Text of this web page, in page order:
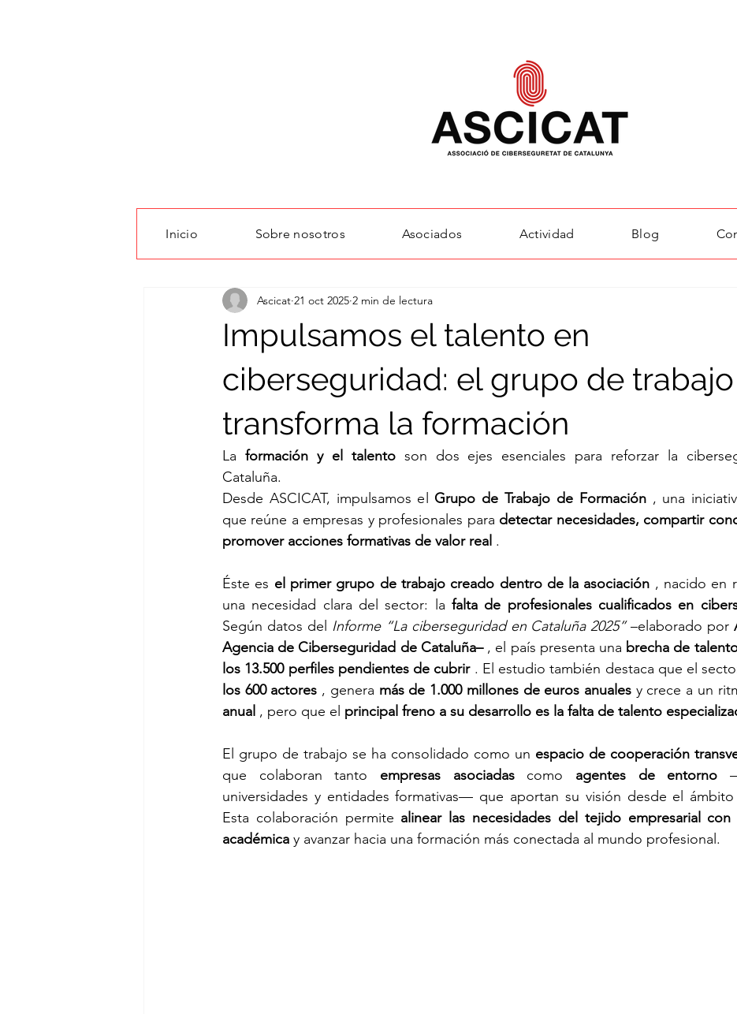
All Posts
Impulsamos el talento en
ciberseguridad: el grupo de
transforma la formación
Ascicat 21 oct 2025 2 min de lectura
La formación y el talento son dos ejes esenciales para reforzar la
Cataluña.
Desde ASCICAT, impulsamos el Grupo de Trabajo de Formación , una
que reúne a empresas y profesionales para detectar necesidades, compartir
promover acciones formativas de valor real .
Éste es el primer grupo de trabajo creado dentro de la asociación , nacido en
una necesidad clara del sector: la falta de profesionales cualificados en
Según datos del Informe “La ciberseguridad en Cataluña 2025” –elaborado por
Agencia de Ciberseguridad de Cataluña– , el país presenta una brecha de
los 13.500 perfiles pendientes de cubrir . El estudio también destaca que el
los 600 actores , genera más de 1.000 millones de euros anuales y crece a un
anual , pero que el principal freno a su desarrollo es la falta de talento
El grupo de trabajo se ha consolidado como un espacio de cooperación
que colaboran tanto empresas asociadas como agentes de entorno
universidades y entidades formativas— que aportan su visión desde el ámbito
Esta colaboración permite alinear las necesidades del tejido empresarial con
académica y avanzar hacia una formación más conectada al mundo profesional.
Inicio Sobre nosotros Asociados Actividad Blog